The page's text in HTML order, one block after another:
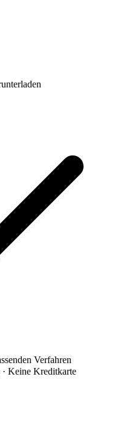
Verfahren
Keine Kreditkarte